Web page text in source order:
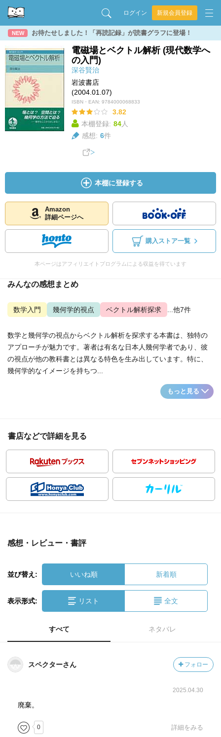
ログイン 新規会員登録
NEW お待たせしました！「再読記録」が読書グラフに登場！
電磁場とベクトル解析 (現代数学へ
の入門)
深谷賢治
岩波書店
(2004.01.07)
ISBN・EAN: 9784000068833
3.82
本棚登録: 84人
感想: 6件
本棚に登録する
Amazon
詳細ページへ
購入ストア一覧
本ページはアフィリエイトプログラムによる収益を得ています
みんなの感想まとめ
数学入門 幾何学的視点 ベクトル解析探求 ...他7件
数学と幾何学の視点からベクトル解析を探求する本書は、独特の
アプローチが魅力です。著者は有名な日本人幾何学者であり、彼
の視点が他の教科書とは異なる特色を生み出しています。特に、
幾何学的なイメージを持ちつ...
もっと見る
書店などで詳細を見る
感想・レビュー・書評
並び替え: いいね順 新着順
表示形式: リスト 全文
すべて ネタバレ
スペクターさん フォロー
2025.04.30
廃棄。
0 詳細をみる